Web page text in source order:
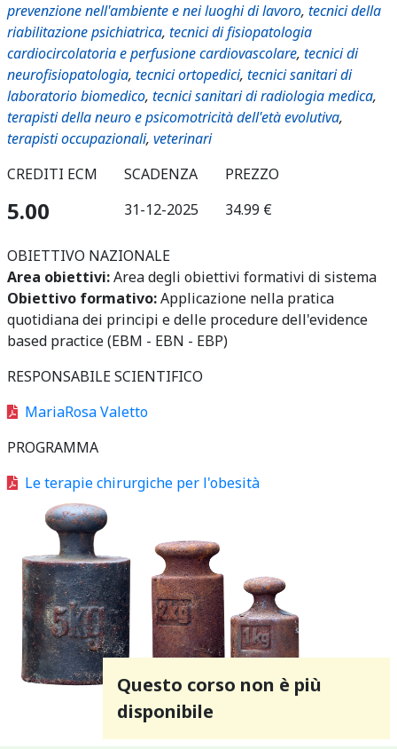
prevenzione nell'ambiente e nei luoghi di lavoro, tecnici della
riabilitazione psichiatrica, tecnici di fisiopatologia
cardiocircolatoria e perfusione cardiovascolare, tecnici di
neurofisiopatologia, tecnici ortopedici, tecnici sanitari di
laboratorio biomedico, tecnici sanitari di radiologia medica,
terapisti della neuro e psicomotricità dell'età evolutiva,
terapisti occupazionali, veterinari
CREDITI ECM
5.00
SCADENZA
31-12-2025
PREZZO
34.99 €
OBIETTIVO NAZIONALE
Area obiettivi:Area degli obiettivi formativi di sistema
Obiettivo formativo:Applicazione nella pratica
quotidiana dei principi e delle procedure dell'evidence
based practice (EBM - EBN - EBP)
RESPONSABILE SCIENTIFICO
MariaRosa Valetto
PROGRAMMA
Le terapie chirurgiche per l'obesità
Questo corso non è più
disponibile